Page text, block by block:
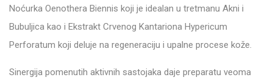
Noćurka Oenothera Biennis koji je idealan u tretmanu Akni i
Bubuljica kao i Ekstrakt Crvenog Kantariona Hypericum
Perforatum koji deluje na regeneraciju i upalne procese kože.
Sinergija pomenutih aktivnih sastojaka daje preparatu veoma